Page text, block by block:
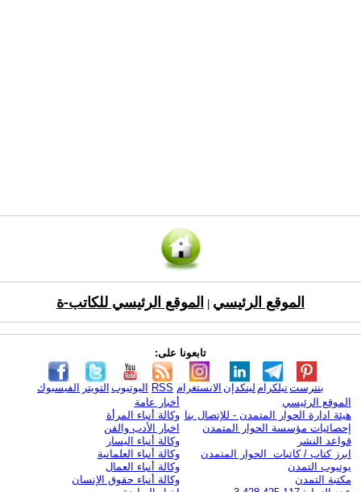
الموقع الرئيسي الموقع الرئيسي للكاتب-ة
تابعونا على:
الفيسبوك التويتر اليوتيوب RSS الانستغرام لينكدإن تيلكرامبنترست
الموقع الرئيسي
هيئة ادارة الحوار المتمدن - للإتصال بنا
إحصائيات مؤسسة الحوار المتمدن
قواعد النشر
ابرز كتاب / كاتبات الحوار المتمدن
يوتيوب التمدن
مكتبة التمدن
أخبار عامة
وكالة أنباء المرأة
اخبار الأدب والفن
وكالة أنباء اليسار
وكالة أنباء العلمانية
وكالة أنباء العمال
وكالة أنباء حقوق الإنسان